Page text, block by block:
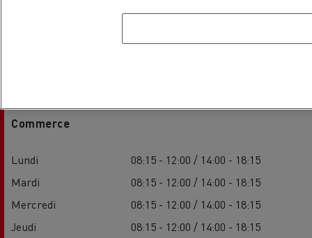
Commerce
Lundi
08:15 - 12:00 / 14:00 - 18:15
Mardi
08:15 - 12:00 / 14:00 - 18:15
Mercredi
08:15 - 12:00 / 14:00 - 18:15
Jeudi
08:15 - 12:00 / 14:00 - 18:15